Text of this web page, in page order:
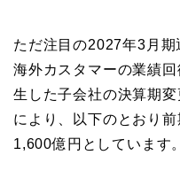
ただ注目の2027年3月期
海外カスタマーの業績
生した子会社の決算期
により、以下のとおり
1,600億円としています。